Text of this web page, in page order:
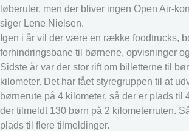
løberuter, men der bliver ingen Open Air-
siger Lene Nielsen.
Igen i år vil der være en række foodtrucks,
forhindringsbane til børnene, opvisninger
Sidste år var der stor rift om billetterne til
kilometer. Det har fået styregruppen til at
børnerute på 4 kilometer, så der er plads til
der tilmeldt 130 børn på 2 kilometerruten.
plads til flere tilmeldinger.